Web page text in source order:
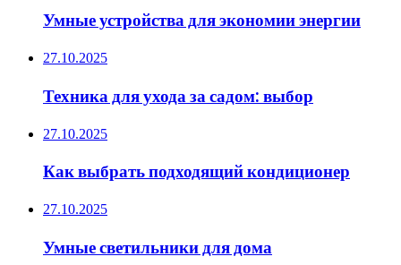
Умные устройства для экономии энергии
27.10.2025
Техника для ухода за садом: выбор
27.10.2025
Как выбрать подходящий кондиционер
27.10.2025
Умные светильники для дома